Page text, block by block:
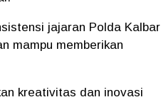
jajaran Polda Kalbar
mampu memberikan
kreativitas dan inovasi